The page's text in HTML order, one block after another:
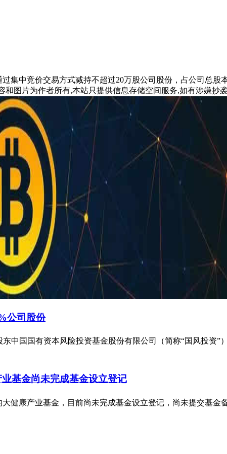
集中竞价交易方式减持不超过20万股公司股份，占公司总股
和图片为作者所有,本站只提供信息存储空间服务,如有涉嫌抄
公司股份
东中国国有资本风险投资基金股份有限公司（简称“国风投资
基金尚未完成基金设立登记
健康产业基金，目前尚未完成基金设立登记，尚未提交基金